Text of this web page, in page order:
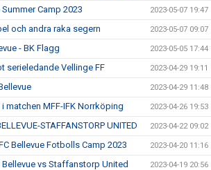
Camp 2023 2023-05-07 19:47
och andra raka segern 2023-05-07 09:07
- BK Flagg 2023-05-05 17:44
serieledande Vellinge FF 2023-04-29 19:11
2023-04-29 11:48
matchen MFF-IFK Norrköping 2023-04-26 19:53
STAFFANSTORP UNITED 2023-04-22 09:02
Bellevue Fotbolls Camp 2023 2023-04-20 11:16
Bellevue vs Staffanstorp United 2023-04-19 20:56